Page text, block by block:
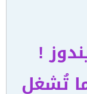
!
تُشغل